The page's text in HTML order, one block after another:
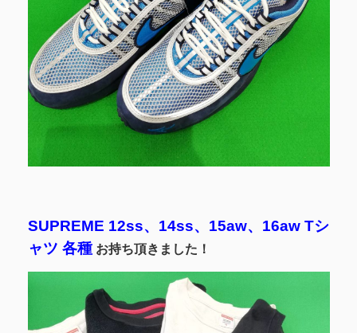
SUPREME 12ss、14ss、15aw、16aw Tシ
ャツ 各種お持ち頂きました！